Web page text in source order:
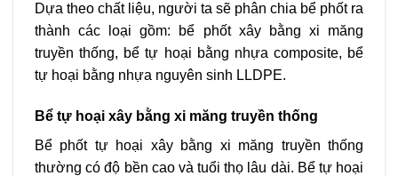
Dựa theo chất liệu, người ta sẽ phân chia bể phốt ra
thành các loại gồm: bể phốt xây bằng xi măng
truyền thống, bể tự hoại bằng nhựa composite, bể
tự hoại bằng nhựa nguyên sinh LLDPE.
Bể tự hoại xây bằng xi măng truyền thống
Bể phốt tự hoại xây bằng xi măng truyền thống
thường có độ bền cao và tuổi thọ lâu dài. Bể tự hoại